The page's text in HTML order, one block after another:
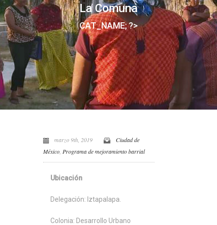
La Comuna
CAT_NAME; ?>
marzo 9th, 2019
Ciudad de
México Programa de mejoramiento barrial
Ubicación
Delegación: Iztapalapa.
Colonia: Desarrollo Urbano